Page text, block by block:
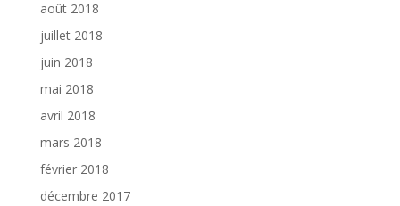
août 2018
juillet 2018
juin 2018
mai 2018
avril 2018
mars 2018
février 2018
décembre 2017